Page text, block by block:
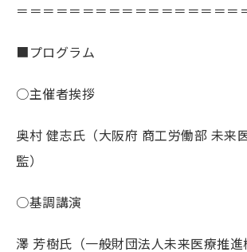
＝＝＝＝＝＝＝＝＝＝＝＝＝＝＝＝＝
■プログラム
○主催者挨拶
奥村 健志氏（大阪府 商工労働部 未来
監）
○基調講演
澤 芳樹氏（一般財団法人未来医療推進